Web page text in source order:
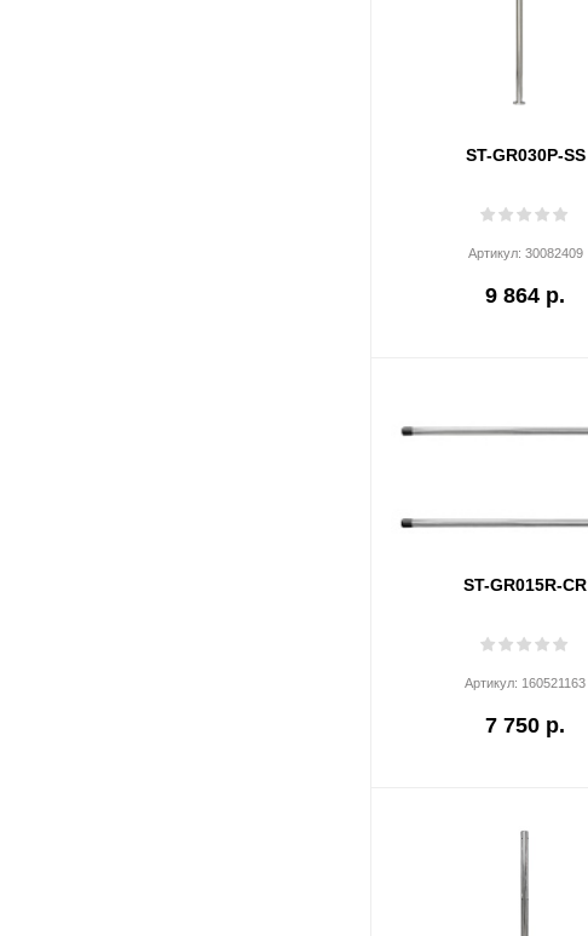
ST-GR030P-SS
Артикул: 30082409
9 864 р.
ST-GR015R-CR
Артикул: 160521163
7 750 р.